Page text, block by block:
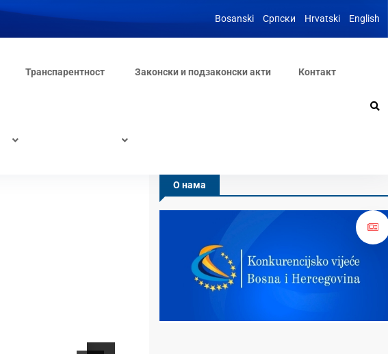
Bosanski Српски Hrvatski English
Транспарентност Законски и подзаконски акти Контакт
О нама